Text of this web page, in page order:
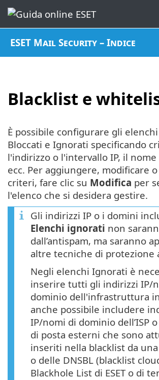
ESET Mail Security – Indice
Blacklist e
È possibile configurare gli
Bloccati e Ignorati specificando
l'indirizzo o l'intervallo IP, il
ecc. Per aggiungere, modificare
criteri, fare clic su Modifica per
l'elenco che si desidera gestire.
Gli indirizzi IP o i domini
Elenchi ignorati non
dall’antispam, ma saranno
altre tecniche di protezione
Negli elenchi Ignorati è
inserire tutti gli indirizzi IP/
dominio dell'infrastruttura
anche possibile includere
IP/nomi di dominio dell’ISP
di posta esterni che sono
inseriti nella blacklist da
o delle DNSBL (blacklist
Blackhole List di ESET o di